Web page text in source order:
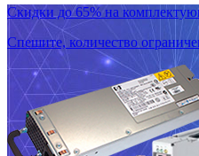
Скидки до 65% на
Спешите, количество